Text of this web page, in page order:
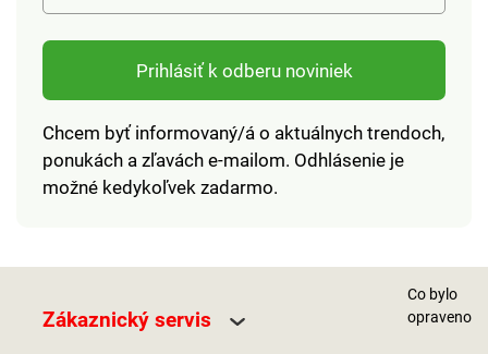
Prihlásiť k odberu noviniek
Chcem byť informovaný/á o aktuálnych trendoch,
ponukách a zľavách e-mailom. Odhlásenie je
možné kedykoľvek zadarmo.
Zákaznický servis
Co bylo
opraveno